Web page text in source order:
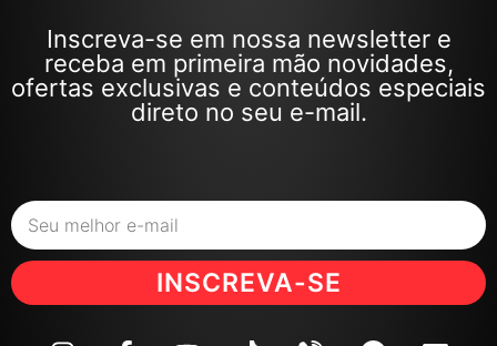
Inscreva-se em nossa newsletter e
receba em primeira mão novidades,
ofertas exclusivas e conteúdos especiais
direto no seu e-mail.
INSCREVA-SE